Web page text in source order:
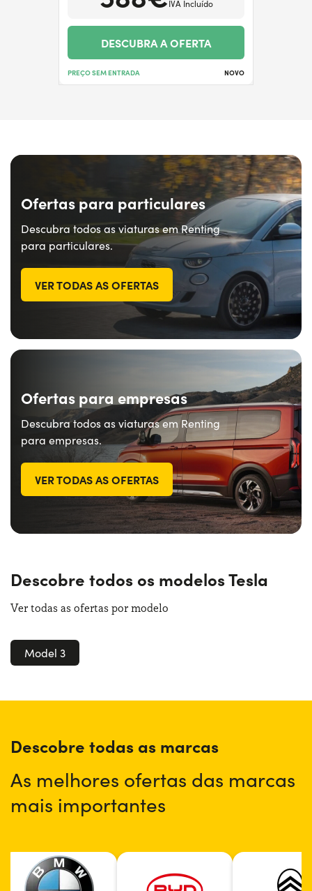
IVA Incluído
DESCUBRA A OFERTA
PREÇO SEM ENTRADA NOVO
Ofertas para particulares
Descubra todos as viaturas em Renting
para particulares.
VER TODAS AS OFERTAS
Ofertas para empresas
Descubra todos as viaturas em Renting
para empresas.
VER TODAS AS OFERTAS
Descobre todos os modelos Tesla
Ver todas as ofertas por modelo
Model 3
Descobre todas as marcas
As melhores ofertas das marcas
mais importantes